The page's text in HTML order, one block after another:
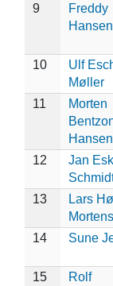
9
Freddy
10
Ulf
Møller
11
Morten
Hansen
12
Jan
13
Lars
14 Sune
15
Rolf